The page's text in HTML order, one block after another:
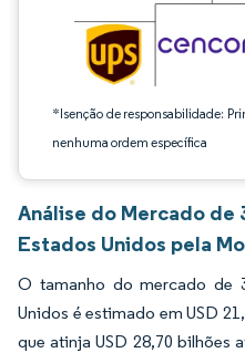
*Isenção de responsabilidade:
nenhuma ordem específica
Análise do Mercado de
Estados Unidos pela
O tamanho do mercado de
Unidos é estimado em USD
que atinja USD 28,70 bilhões